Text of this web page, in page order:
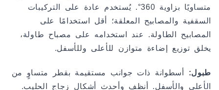
متساويًا بزاوية 360°. يُستخدم عادة على التركيبات
السقفية والمصابيح المعلقة؛ أقل استخدامًا على
المصابيح الطاولة. عند استخدامه على مصباح طاولة،
يخلق توزيع إضاءة متوازن للأعلى وللأسفل.
طبول: أسطوانة ذات جوانب مستقيمة بقطر متساوٍ من
الأعلى والأسفل. أنظف وأحدث أشكال زجاج الحليب.